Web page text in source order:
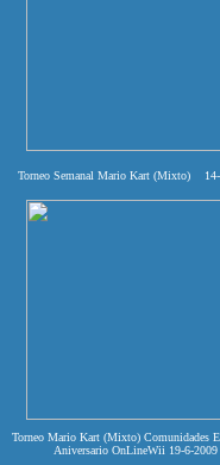
Torneo Semanal Mario Kart (Mixto) 14-
Torneo Mario Kart (Mixto) Comunidades
Aniversario OnLineWii 19-6-2009